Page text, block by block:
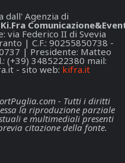
dall' Agenzia di
Ki.Fra
via Federico II di Svevia
| C.F.: 90255850738 -
| Presidente: Matteo
(+39) 3485222380 mail:
- sito web: kifra.it
- Tutti i diritti
la riproduzione parziale
e multimediali presenti
citazione della fonte.